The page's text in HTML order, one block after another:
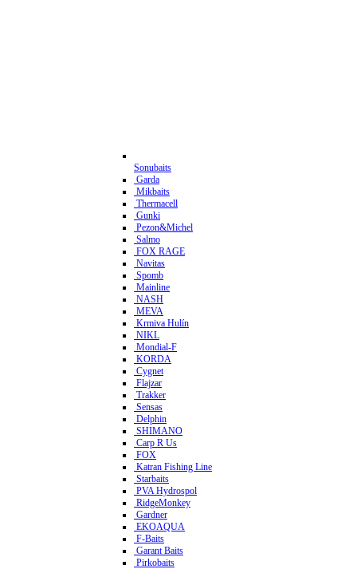
Sonubaits
Garda
Mikbaits
Thermacell
Gunki
Pezon&Michel
Salmo
FOX RAGE
Navitas
Spomb
Mainline
NASH
MEVA
Krmiva Hulín
NIKL
Mondial-F
KORDA
Cygnet
Flajzar
Trakker
Sensas
Delphin
SHIMANO
Carp R Us
FOX
Katran Fishing Line
Starbaits
PVA Hydrospol
RidgeMonkey
Gardner
EKOAQUA
F-Baits
Garant Baits
Pirkobaits